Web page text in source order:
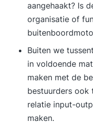
aangehaakt? Is
organisatie of
Buiten we
in voldoende
maken met de
bestuurders ook
relatie input-
maken.